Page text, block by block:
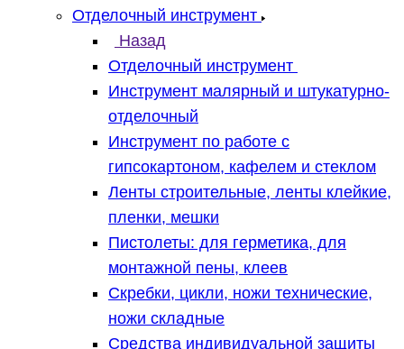
Отделочный инструмент
Назад
Отделочный инструмент
Инструмент малярный и штукатурно-
отделочный
Инструмент по работе с
гипсокартоном, кафелем и стеклом
Ленты строительные, ленты клейкие,
пленки, мешки
Пистолеты: для герметика, для
монтажной пены, клеев
Скребки, цикли, ножи технические,
ножи складные
Средства индивидуальной защиты